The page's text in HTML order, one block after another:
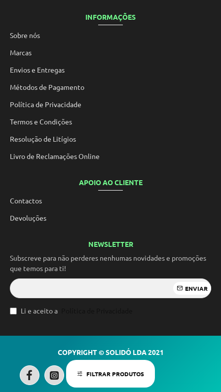
INFORMAÇÕES
Sobre nós
Marcas
Envios e Entregas
Métodos de Pagamento
Política de Privacidade
Termos e Condições
Resolução de Litígios
Livro de Reclamações Online
APOIO AO CLIENTE
Contactos
Devoluções
NEWSLETTER
Subscreve para não perderes nenhumas novidades e promoções
que temos para ti!
ENVIAR
Li e aceito a
COPYRIGHT © SOLIDÓ LDA 2021
FILTRAR PRODUTOS